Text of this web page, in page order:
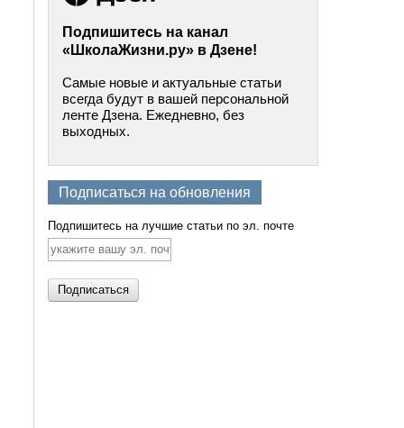
Подпишитесь на канал
«ШколаЖизни.ру» в Дзене!
Самые новые и актуальные статьи
всегда будут в вашей персональной
ленте Дзена. Ежедневно, без
выходных.
Подписаться на обновления
Подпишитесь на лучшие статьи по эл. почте